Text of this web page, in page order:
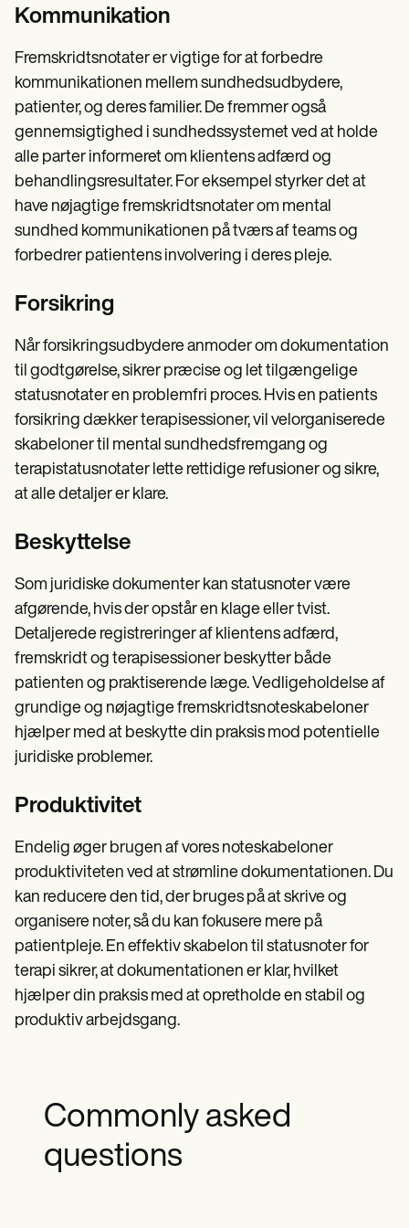
Kommunikation
Fremskridtsnotater er vigtige for at forbedre
kommunikationen mellem sundhedsudbydere,
patienter, og deres familier. De fremmer også
gennemsigtighed i sundhedssystemet ved at holde
alle parter informeret om klientens adfærd og
behandlingsresultater. For eksempel styrker det at
have nøjagtige fremskridtsnotater om mental
sundhed kommunikationen på tværs af teams og
forbedrer patientens involvering i deres pleje.
Forsikring
Når forsikringsudbydere anmoder om dokumentation
til godtgørelse, sikrer præcise og let tilgængelige
statusnotater en problemfri proces. Hvis en patients
forsikring dækker terapisessioner, vil velorganiserede
skabeloner til mental sundhedsfremgang og
terapistatusnotater lette rettidige refusioner og sikre,
at alle detaljer er klare.
Beskyttelse
Som juridiske dokumenter kan statusnoter være
afgørende, hvis der opstår en klage eller tvist.
Detaljerede registreringer af klientens adfærd,
fremskridt og terapisessioner beskytter både
patienten og praktiserende læge. Vedligeholdelse af
grundige og nøjagtige fremskridtsnoteskabeloner
hjælper med at beskytte din praksis mod potentielle
juridiske problemer.
Produktivitet
Endelig øger brugen af vores noteskabeloner
produktiviteten ved at strømline dokumentationen. Du
kan reducere den tid, der bruges på at skrive og
organisere noter, så du kan fokusere mere på
patientpleje. En effektiv skabelon til statusnoter for
terapi sikrer, at dokumentationen er klar, hvilket
hjælper din praksis med at opretholde en stabil og
produktiv arbejdsgang.
Commonly asked
questions